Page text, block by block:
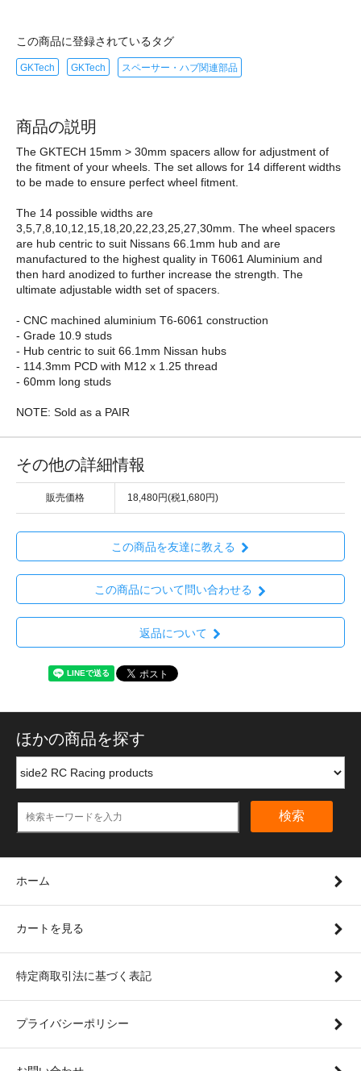
この商品に登録されているタグ
GKTech GKTech スペーサー・ハブ関連部品
商品の説明
The GKTECH 15mm > 30mm spacers allow for adjustment of
the fitment of your wheels. The set allows for 14 different widths
to be made to ensure perfect wheel fitment.
The 14 possible widths are
3,5,7,8,10,12,15,18,20,22,23,25,27,30mm. The wheel spacers
are hub centric to suit Nissans 66.1mm hub and are
manufactured to the highest quality in T6061 Aluminium and
then hard anodized to further increase the strength. The
ultimate adjustable width set of spacers.
- CNC machined aluminium T6-6061 construction
- Grade 10.9 studs
- Hub centric to suit 66.1mm Nissan hubs
- 114.3mm PCD with M12 x 1.25 thread
- 60mm long studs
NOTE: Sold as a PAIR
その他の詳細情報
販売価格 18,480円(税1,680円)
この商品を友達に教える
この商品について問い合わせる
返品について
ほかの商品を探す
検索
ホーム
カートを見る
特定商取引法に基づく表記
プライバシーポリシー